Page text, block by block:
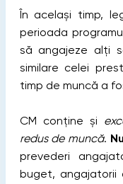
În același timp,
perioada
să angajeze alți
similare celei
timp de muncă a
CM conține și
redus de muncă.
prevederi
buget,